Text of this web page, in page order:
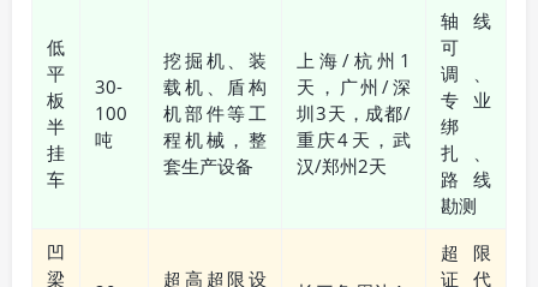
低
平
板
半
挂
车
30-
100
吨
挖掘机、装
载机、盾构
机部件等工
程机械，整
套生产设备
上海/杭州1
天，广州/深
圳3天，成都/
重庆4天，武
汉/郑州2天
轴线
可
调、
专业
绑
扎、
路线
勘测
凹
梁
超高超限设
超限
证代